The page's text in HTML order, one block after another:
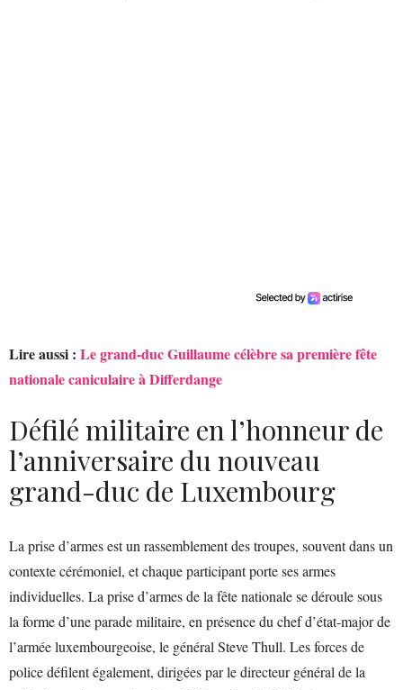
Lire aussi : Le grand-duc Guillaume célèbre sa première fête
nationale caniculaire à Differdange
Défilé militaire en l’honneur de
l’anniversaire du nouveau
grand-duc de Luxembourg
La prise d’armes est un rassemblement des troupes, souvent dans un
contexte cérémoniel, et chaque participant porte ses armes
individuelles. La prise d’armes de la fête nationale se déroule sous
la forme d’une parade militaire, en présence du chef d’état-major de
l’armée luxembourgeoise, le général Steve Thull. Les forces de
police défilent également, dirigées par le directeur général de la